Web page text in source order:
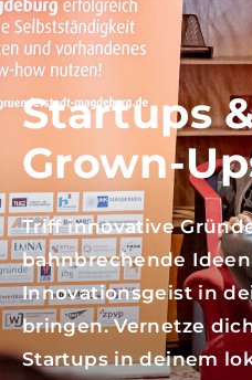
Startups
Grown-
Triff innovative
bahnbrechende
Innovationsgeist in
bringen.Vernetze
Startups in deinem